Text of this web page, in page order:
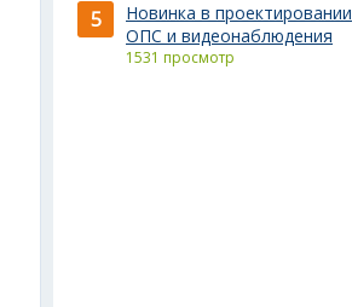
5
Новинка в проектировании
ОПС и видеонаблюдения
1531 просмотр